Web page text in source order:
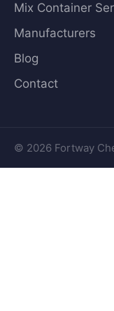
Mix Container
Manufacturers
Blog
Contact
© 2026 Fortway